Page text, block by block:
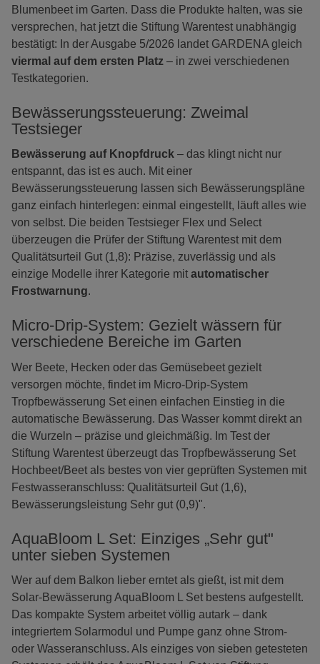
Blumenbeet im Garten. Dass die Produkte halten, was sie
versprechen, hat jetzt die Stiftung Warentest unabhängig
bestätigt: In der Ausgabe 5/2026 landet GARDENA gleich
viermal auf dem ersten Platz – in zwei verschiedenen
Testkategorien.
Bewässerungssteuerung: Zweimal
Testsieger
Bewässerung auf Knopfdruck – das klingt nicht nur
entspannt, das ist es auch. Mit einer
Bewässerungssteuerung lassen sich Bewässerungspläne
ganz einfach hinterlegen: einmal eingestellt, läuft alles wie
von selbst. Die beiden Testsieger Flex und Select
überzeugen die Prüfer der Stiftung Warentest mit dem
Qualitätsurteil Gut (1,8): Präzise, zuverlässig und als
einzige Modelle ihrer Kategorie mit automatischer
Frostwarnung.
Micro-Drip-System: Gezielt wässern für
verschiedene Bereiche im Garten
Wer Beete, Hecken oder das Gemüsebeet gezielt
versorgen möchte, findet im Micro-Drip-System
Tropfbewässerung Set einen einfachen Einstieg in die
automatische Bewässerung. Das Wasser kommt direkt an
die Wurzeln – präzise und gleichmäßig. Im Test der
Stiftung Warentest überzeugt das Tropfbewässerung Set
Hochbeet/Beet als bestes von vier geprüften Systemen mit
Festwasseranschluss: Qualitätsurteil Gut (1,6),
Bewässerungsleistung Sehr gut (0,9)".
AquaBloom L Set: Einziges „Sehr gut"
unter sieben Systemen
Wer auf dem Balkon lieber erntet als gießt, ist mit dem
Solar-Bewässerung AquaBloom L Set bestens aufgestellt.
Das kompakte System arbeitet völlig autark – dank
integriertem Solarmodul und Pumpe ganz ohne Strom-
oder Wasseranschluss. Als einziges von sieben getesteten